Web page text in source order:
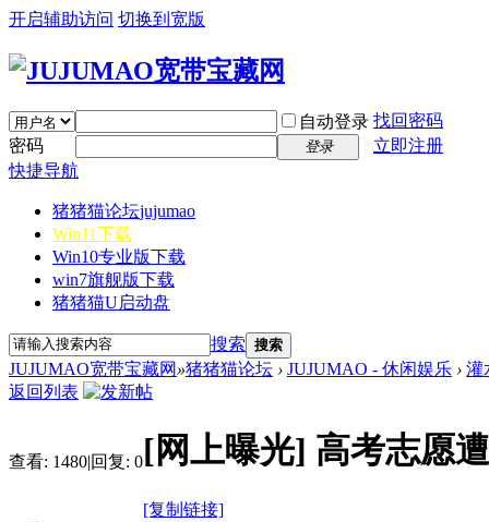
开启辅助访问 切换到宽版
自动登录 找回密码
密码
登录
立即注册
快捷导航
猪猪猫论坛jujumao
Win11下载
Win10专业版下载
win7旗舰版下载
猪猪猫U启动盘
搜索 搜索
JUJUMAO宽带宝藏网 »猪猪猫论坛 › JUJUMAO - 休闲娱乐 › 灌
返回列表
查看: 1480|回复: 0[网上曝光] 高考志愿
[复制链接]